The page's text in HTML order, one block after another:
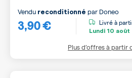
3,90 €
Vendu reconditionné par Doneo
Livré à
Lundi 10 août
Plus d’offres à partir